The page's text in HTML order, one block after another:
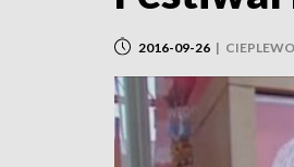
2016-09-26 | CIEPLEWO